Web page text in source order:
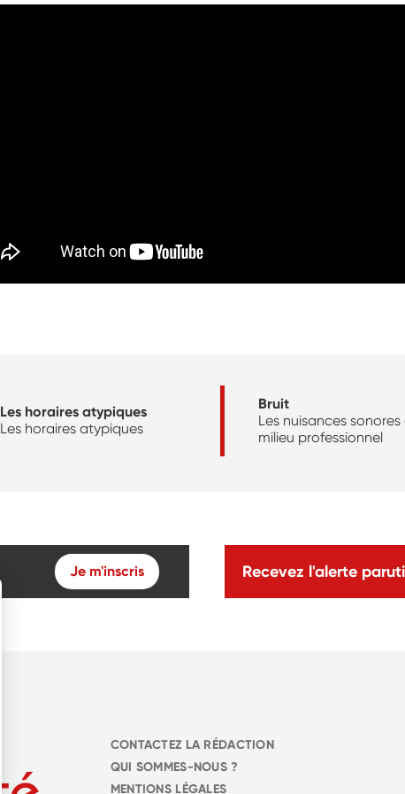
Les horaires atypiques
Les horaires atypiques
Bruit
Les nuisances sonores
milieu professionnel
Je m'inscris Recevez l'alerte
CONTACTEZ LA RÉDACTION
QUI SOMMES-NOUS ?
MENTIONS LÉGALES